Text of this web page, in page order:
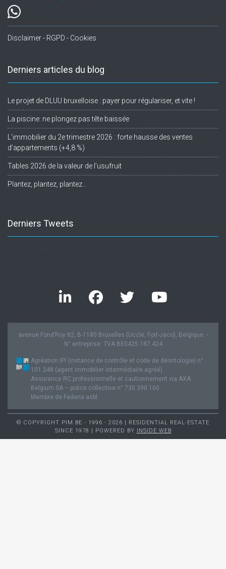
Disclaimer - RGPD - Cookies
Derniers articles du blog
Le projet de DLUU bruxelloise : payer pour régulariser, et vite !
La piscine: ne plongez pas tête baissée
L’immobilier du 2e trimestre 2026 : forte hausse des ventes
d’appartements (+4,8 %)
Tables 2026 de la valeur de l’usufruit
Plantez, plantez, plantez…
Derniers Tweets
avenue Fond’Roy 82, B-1180 Bruxelles (Uccle, Fort-Jaco), Belgique. -
N° entreprise: TVA BE0425.187.424
Agréation IPI (instance de contrôle et code de déontologie) n°
101.248 (agent immobilier intermédiaire agréé).
Assurance RC professionnelle et cautionnement via AXA
Belgium SA – police collective n° 730.390.160
Membre de Federia asbl
© COPYRIGHT PIM.BE - 1996 - 2026 | RESIDENTIAL REAL-ESTATE
SINCE 1978 | POWERED BY INSIDE WEB